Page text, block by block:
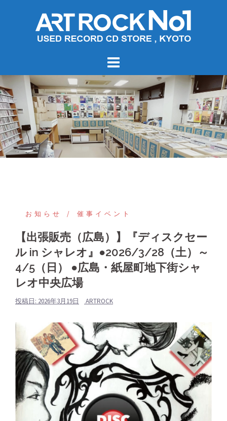
へ
ス
キ
ッ
プ
お知らせ 催事イベント
【出張販売（広島）】『ディスクセー
ル in シャレオ』●2026/3/28（土）～
4/5（日） ●広島・紙屋町地下街シャ
レオ中央広場
投稿日: 2026年3月19日 ARTROCK